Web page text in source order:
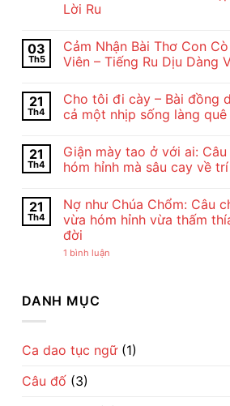
Lời Ru
bình
luận
ở
Và
Nghệ
Thuật
Con
Cò
Của
Viên
–
Vẻ
Đẹp
Của
Tình
Ru
03
Th5
Cảm Nhận Bài Thơ Con
Viên – Tiếng Ru Dịu Dàng
bình
luận
ở
Bài
Thơ
Con
Chế
Lan
Viên
–
Tiếng
Ru
Tình
21
Th4
Cho tôi đi cày – Bài đồng
cả một nhịp sống làng quê
bình
luận
ở
đi
cày
–
Bài
đồng
dao
cả
quê
21
Th4
Giận mày tao ở với ai:
hóm hỉnh mà sâu cay về
bình
luận
ở
Giận
mày
tao
Câu
chuyện
hỉnh
sâu
cay
21
Th4
Nợ như Chúa Chổm: Câu
vừa hóm hỉnh vừa thấm
đời
1 bình luận
vừa
hóm
DANH MỤC
Ca dao tục ngữ(1)
Câu đố (3)